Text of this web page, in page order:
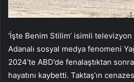
‘İşte Benim Stilim’ isimli televizyon
Adanalı sosyal medya fenomeni
2024’te ABD’de fenalaştıktan
hayatını kaybetti. Taktaş’ın